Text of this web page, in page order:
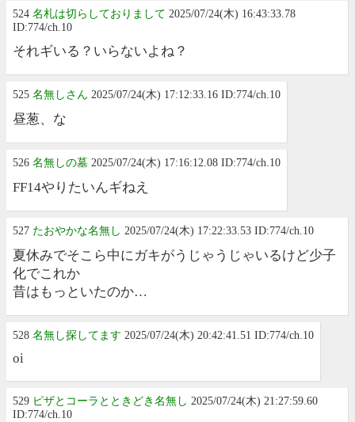
524 名札は切らしておりまして 2025/07/24(木) 16:43:33.78
ID:774/ch.10
それギいる？いらないよね？
525 名無しさん 2025/07/24(木) 17:12:33.16 ID:774/ch.10
昼葱、な
526 名無しの墓 2025/07/24(木) 17:16:12.08 ID:774/ch.10
FF14やりたいんギねえ
527 たおやかな名無し 2025/07/24(木) 17:22:33.53 ID:774/ch.10
夏休みでそこら中にガキがうじゃうじゃいるけど少子
化でこれか
昔はもっといたのか…
528 名無し探してます 2025/07/24(木) 20:42:41.51 ID:774/ch.10
oi
529 ピザとコーラとときどき名無し 2025/07/24(木) 21:27:59.60
ID:774/ch.10